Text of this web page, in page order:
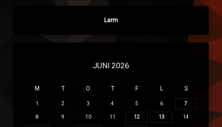
Larm
JUNI 2026
M T O T F L S
1 2 3 4 5 6 7
8 9 10 11 12 13 14